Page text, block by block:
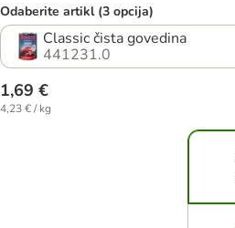
Odaberite artikl (3 opcija)
Classic čista govedina
441231.0
1,69 €
4,23 € / kg